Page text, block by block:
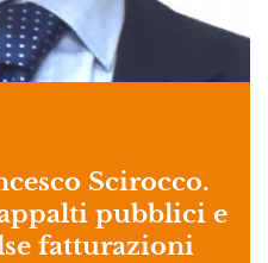
Scirocco.
pubblici e
fatturazioni